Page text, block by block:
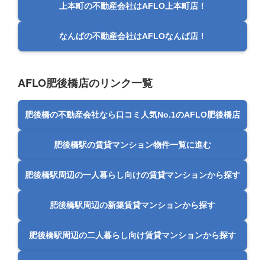
上本町の不動産会社はAFLO上本町店！
なんばの不動産会社はAFLOなんば店！
AFLO肥後橋店のリンク一覧
肥後橋の不動産会社なら口コミ人気No.1のAFLO肥後橋店
肥後橋駅の賃貸マンション物件一覧に進む
肥後橋駅周辺の一人暮らし向けの賃貸マンションから探す
肥後橋駅周辺の新築賃貸マンションから探す
肥後橋駅周辺の二人暮らし向け賃貸マンションから探す